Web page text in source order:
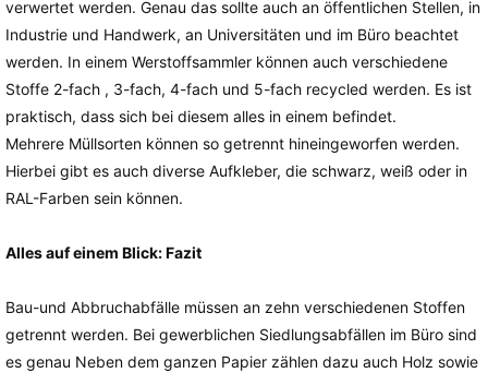
verwertet werden. Genau das sollte auch an öffentlichen Stellen, in
Industrie und Handwerk, an Universitäten und im Büro beachtet
werden. In einem Werstoffsammler können auch verschiedene
Stoffe 2-fach , 3-fach, 4-fach und 5-fach recycled werden. Es ist
praktisch, dass sich bei diesem alles in einem befindet.
Mehrere Müllsorten können so getrennt hineingeworfen werden.
Hierbei gibt es auch diverse Aufkleber, die schwarz, weiß oder in
RAL-Farben sein können.
Alles auf einem Blick: Fazit
Bau-und Abbruchabfälle müssen an zehn verschiedenen Stoffen
getrennt werden. Bei gewerblichen Siedlungsabfällen im Büro sind
es genau Neben dem ganzen Papier zählen dazu auch Holz sowie